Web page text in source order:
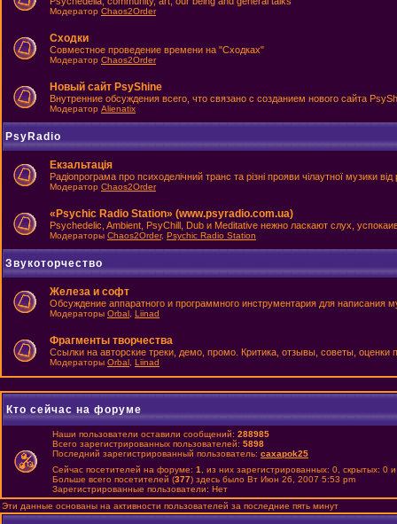
Модератор Chaos2Order
Сходки
Совместное проведение времени на "Сходках"
Модератор Chaos2Order
Новый сайт PsyShine
Внутренние обсуждения всего, что связано с созданием нового сайта
Модератор Alienatix
PsyRadio
Екзальтація
Радіопрограма про психоделічний транс та різні прояви чілаутної музики
Модератор Chaos2Order
«Psychic Radio Station» (www.psyradio.com.ua)
Psychedelic, Ambient, PsyChill, Dub и Meditative нежно ласкают слух,
Модераторы Chaos2Order, Psychic Radio Station
Звукоторчество
Железа и софт
Обсуждение аппаратного и программного инструментария для написания
Модераторы Orbal Liinad
Фрагменты творчества
Ссылки на авторские треки, демо, промо. Критика, отзывы, советы, оценки
Модераторы Orbal Liinad
Кто сейчас на форуме
Наши пользователи оставили сообщений: 288985
Всего зарегистрированных пользователей: 5898
Последний зарегистрированный пользователь: caxapok25
Сейчас посетителей на форуме: 1
, из них зарегистрированных: 0, скрытых:
Больше всего посетителей (377) здесь было Вт Июн 26, 2007 5:53 pm
Зарегистрированные пользователи: Нет
Эти данные основаны на активности пользователей за последние пять минут